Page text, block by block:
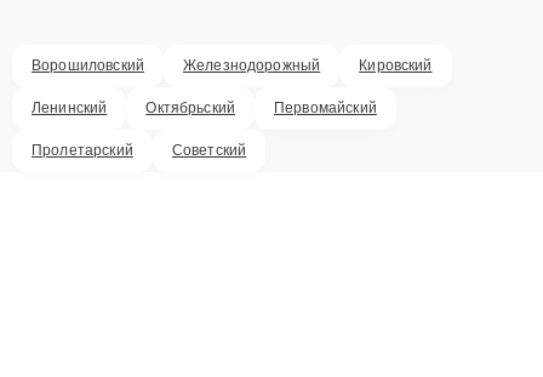
Ворошиловский Железнодорожный Кировский
Ленинский Октябрьский Первомайский
Пролетарский Советский